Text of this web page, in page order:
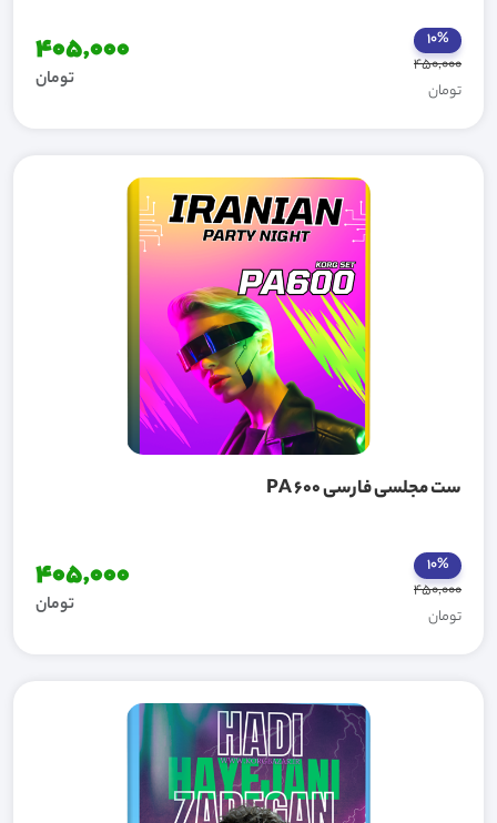
10%
450,000
تومان
405,000
تومان
ست مجلسی فارسی PA 600
10%
450,000
تومان
405,000
تومان